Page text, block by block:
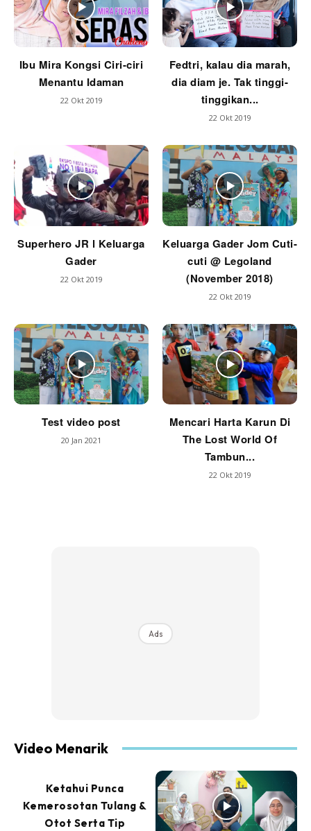
Ibu Mira Kongsi Ciri-ciri
Menantu Idaman
22 Okt 2019
Fedtri, kalau dia marah,
dia diam je. Tak tinggi-
tinggikan...
22 Okt 2019
Superhero JR l Keluarga
Gader
22 Okt 2019
Keluarga Gader Jom Cuti-
cuti @ Legoland
(November 2018)
22 Okt 2019
Test video post
20 Jan 2021
Mencari Harta Karun Di
The Lost World Of
Tambun...
22 Okt 2019
Ads
Video Menarik
Ketahui Punca
Kemerosotan Tulang &
Otot Serta Tip